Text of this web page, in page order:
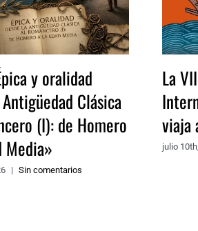
y oralidad
Clásica
(I): de Homero
Media»
| Sin comentarios
La
viaja
julio